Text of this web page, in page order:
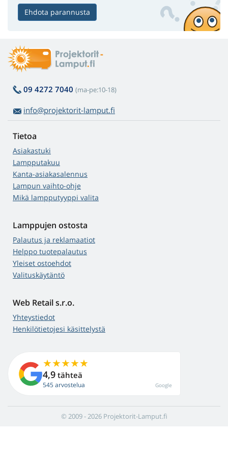
Ehdota parannusta
09 4272 7040 (ma-pe:10-18)
info@projektorit-lamput.fi
Tietoa
Asiakastuki
Lampputakuu
Kanta-asiakasalennus
Lampun vaihto-ohje
Mikä lampputyyppi valita
Lamppujen ostosta
Palautus ja reklamaatiot
Helppo tuotepalautus
Yleiset ostoehdot
Valituskäytäntö
Web Retail s.r.o.
Yhteystiedot
Henkilötietojesi käsittelystä
4,9 tähteä
545 arvostelua Google
© 2009 - 2026 Projektorit-Lamput.fi